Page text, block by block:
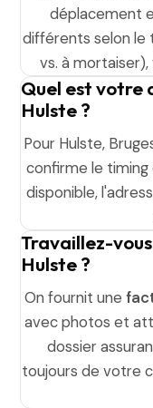
déplacement
différents selon le
vs. à
Quel est votre
Hulste ?
Pour Hulste,
confirme le
disponible,
Travaillez-
Hulste ?
On fournit une
avec photos et
dossier
toujours de votre